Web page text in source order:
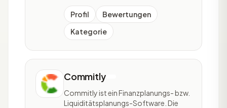
Profil
Bewertungen
Kategorie
Commitly
Commitly ist ein Finanzplanungs- bzw.
Liquiditätsplanungs-Software. Die